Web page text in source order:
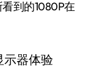
到的1080P在